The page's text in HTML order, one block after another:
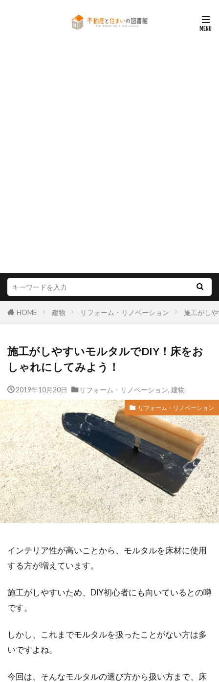
HOME 建物 リフォーム・リノベーション 施工がし
施工がしやすいモルタルでDIY！床をお
しゃれにしてみよう！
2019年10月20日 リフォーム・リノベーション, 建物
リフォーム・リノベーション
インテリア性が高いことから、モルタルを床材に使用
する方が増えています。
施工がしやすいため、DIY初心者にも向いているとの噂
です。
しかし、これまでモルタルを扱ったことがない方は多
いですよね。
今回は、そんなモルタルの選び方から扱い方まで、床